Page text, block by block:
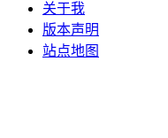
关于我
版本声明
站点地图